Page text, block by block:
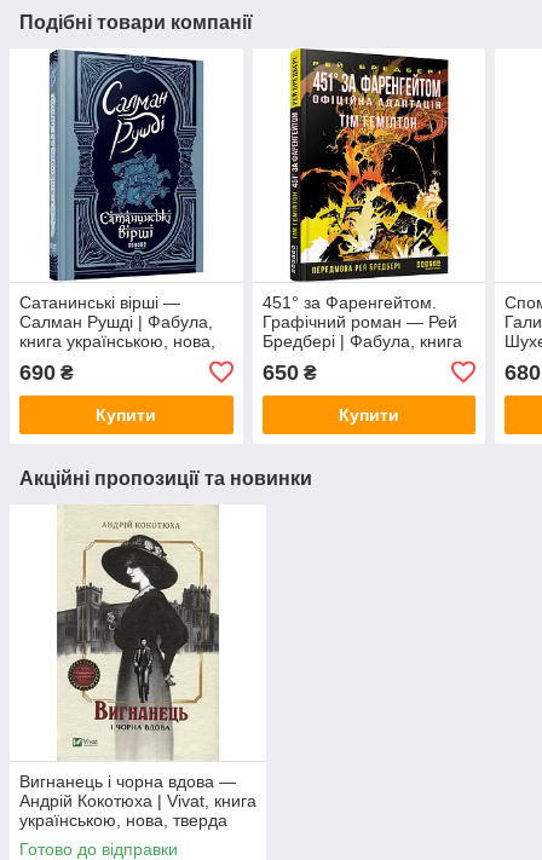
Подібні товари компанії
Сатанинські вірші —
Салман Рушді | Фабула,
книга українською, нова,
690 ₴
Купити
451° за Фаренгейтом.
Графічний роман — Рей
Бредбері | Фабула, книга
українською, нова, тверда
650₴
Купити
680
Акційні пропозиції та новинки
Вигнанець і чорна вдова —
Андрій Кокотюха | Vivat, книга
українською, нова, тверда
Готово до відправки